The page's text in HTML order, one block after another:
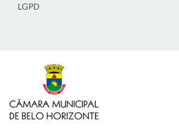
LGPD